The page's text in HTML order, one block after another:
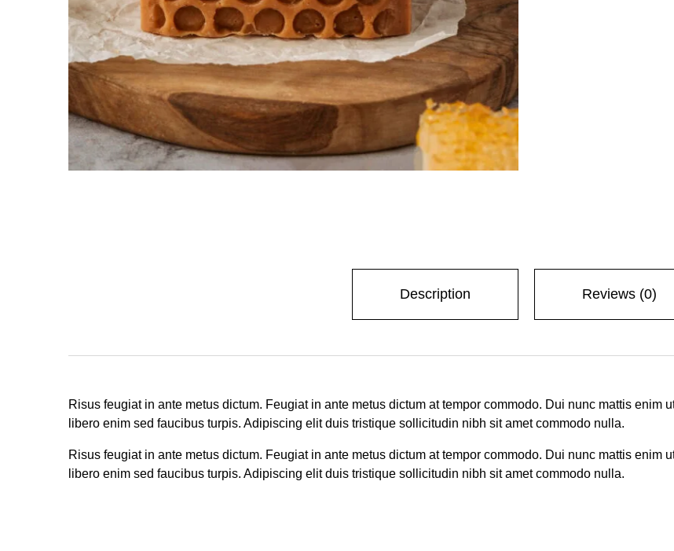
Description Reviews (0)
Risus feugiat in ante metus dictum. Feugiat in ante metus dictum at tempor commodo. Dui nunc mattis enim
libero enim sed faucibus turpis. Adipiscing elit duis tristique sollicitudin nibh sit amet commodo nulla.
Risus feugiat in ante metus dictum. Feugiat in ante metus dictum at tempor commodo. Dui nunc mattis enim
libero enim sed faucibus turpis. Adipiscing elit duis tristique sollicitudin nibh sit amet commodo nulla.